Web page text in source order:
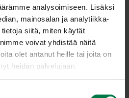
analysoimiseen. Lisäksi
mainosalan ja analytiikka-
siitä, miten käytät
voivat yhdistää näitä
olet antanut heille tai joita on
heidän palvelujaan.
kasvisliemi kattilaan ja
Lisää herneet ja jatka
10 minuuttia.
valmiiseen risottoon ja
liikaa, riisi saa jäädä